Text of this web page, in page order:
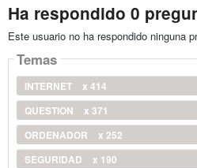
Ha respondido 0
Este usuario no ha respondido ninguna
Temas
INTERNET
x 414
QUESTION
x 371
ORDENADOR
x 252
SEGURIDAD
x 190